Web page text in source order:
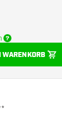
WARENKORB